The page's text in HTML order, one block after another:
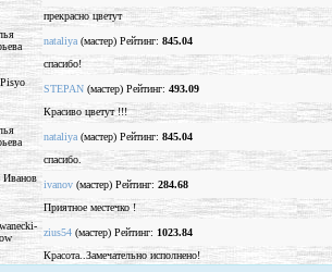
прекрасно цветут
nataliya (мастер) Рейтинг: 845.04
спасибо!
STEPAN (мастер) Рейтинг: 493.09
Красиво цветут !!!
nataliya (мастер) Рейтинг: 845.04
спасибо.
ivanov (мастер) Рейтинг: 284.68
Приятное местечко !
zius54 (мастер) Рейтинг: 1023.84
Красота..Замечательно исполнено!